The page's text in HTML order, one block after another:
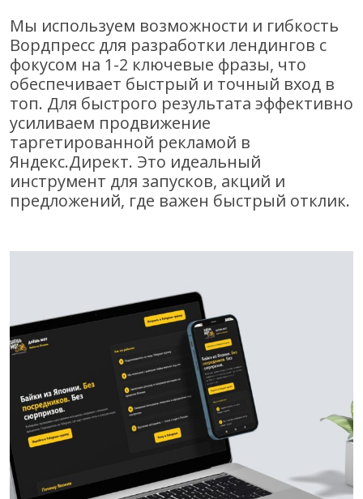
Мы используем возможности и гибкость
Вордпресс для разработки лендингов с
фокусом на 1-2 ключевые фразы, что
обеспечивает быстрый и точный вход в
топ. Для быстрого результата эффективно
усиливаем продвижение
таргетированной рекламой в
Яндекс.Директ. Это идеальный
инструмент для запусков, акций и
предложений, где важен быстрый отклик.